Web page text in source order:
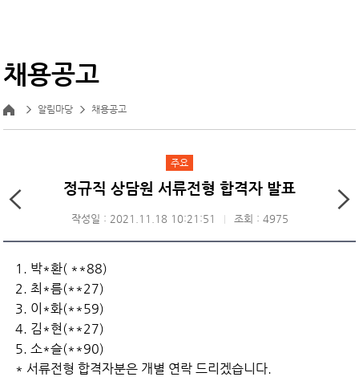
채용공고
알림마당 채용공고
주요
정규직 상담원 서류전형 합격자 발표
작성일 : 2021.11.18 10:21:51 조회 : 4975
1. 박*환( **88)
2. 최*름(**27)
3. 이*화(**59)
4. 김*현(**27)
5. 소*슬(**90)
* 서류전형 합격자분은 개별 연락 드리겠습니다.